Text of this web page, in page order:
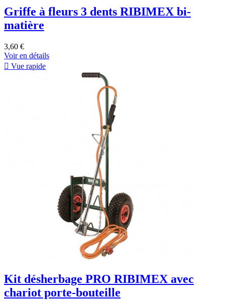
Griffe à fleurs 3 dents RIBIMEX bi-
matière
3,60 €
Voir en détails
 Vue rapide
Kit désherbage PRO RIBIMEX avec
chariot porte-bouteille